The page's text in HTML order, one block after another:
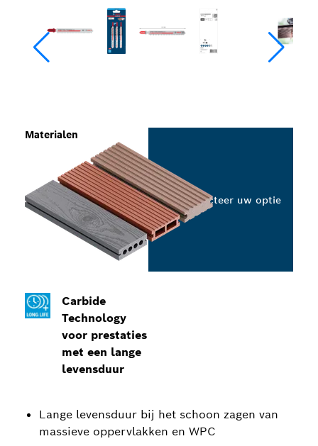
Carbide
Technology
voor prestaties
met een lange
levensduur
Lange levensduur bij het schoon zagen van
massieve oppervlakken en WPC
Materialen
Selecteer uw optie